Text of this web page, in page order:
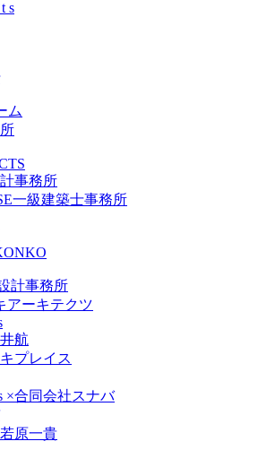
s
ム
事務所
一級建築士事務所
計事務所
アーキテクツ
航
プレイス
×合同会社スナバ
原一貴